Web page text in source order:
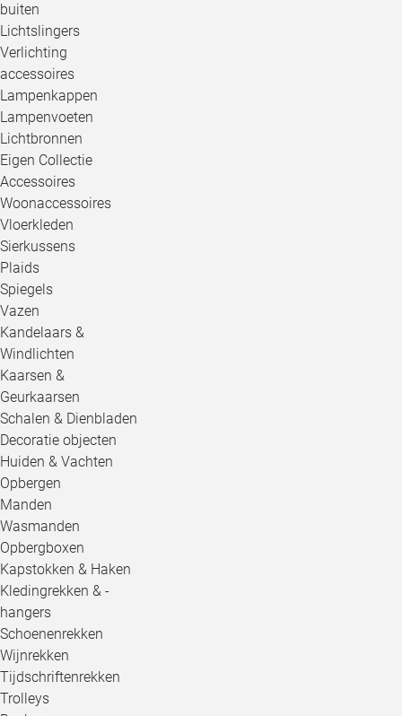
buiten
Lichtslingers
Verlichting
accessoires
Lampenkappen
Lampenvoeten
Lichtbronnen
Eigen Collectie
Accessoires
Woonaccessoires
Vloerkleden
Sierkussens
Plaids
Spiegels
Vazen
Kandelaars &
Windlichten
Kaarsen &
Geurkaarsen
Schalen & Dienbladen
Decoratie objecten
Huiden & Vachten
Opbergen
Manden
Wasmanden
Opbergboxen
Kapstokken & Haken
Kledingrekken & -
hangers
Schoenenrekken
Wijnrekken
Tijdschriftenrekken
Trolleys